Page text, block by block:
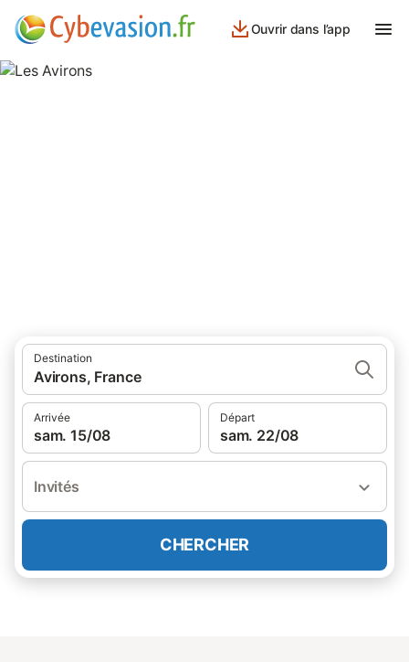
Ouvrir dans l’app
Destination
Avirons, France
Arrivée
sam. 15/08
Départ
sam. 22/08
Invités
CHERCHER